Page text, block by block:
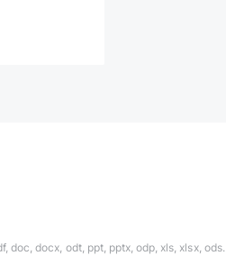
doc, docx, odt, ppt, pptx, odp, xls, xlsx, ods.